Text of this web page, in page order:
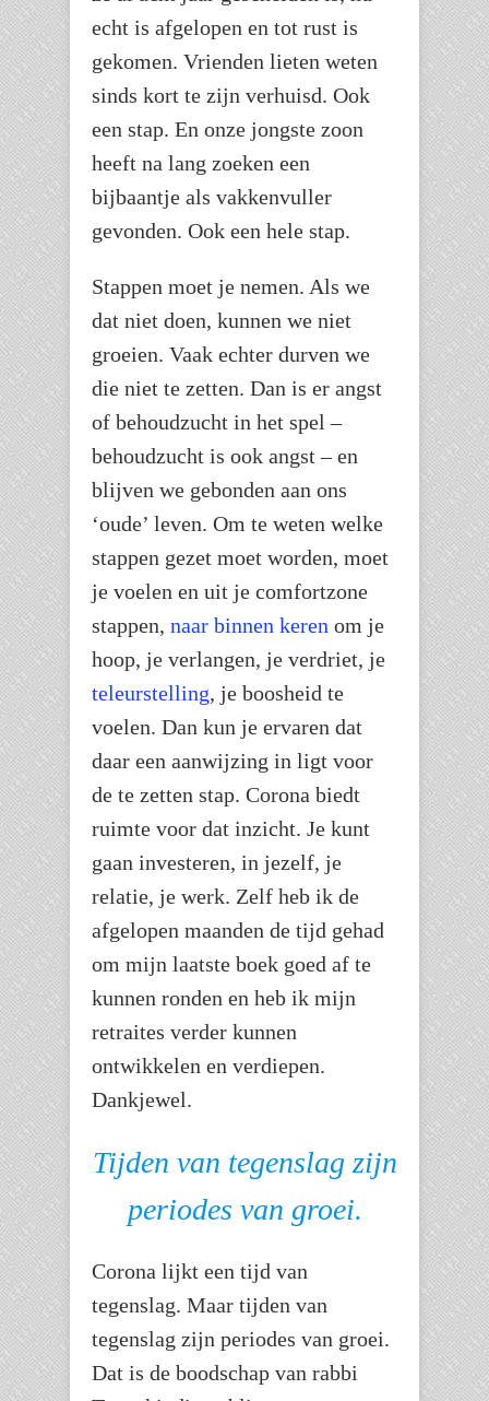
echt is afgelopen en tot rust is
gekomen. Vrienden lieten weten
sinds kort te zijn verhuisd. Ook
een stap. En onze jongste zoon
heeft na lang zoeken een
bijbaantje als vakkenvuller
gevonden. Ook een hele stap.
Stappen moet je nemen. Als we
dat niet doen, kunnen we niet
groeien. Vaak echter durven we
die niet te zetten. Dan is er angst
of behoudzucht in het spel –
behoudzucht is ook angst – en
blijven we gebonden aan ons
‘oude’ leven. Om te weten welke
stappen gezet moet worden, moet
je voelen en uit je comfortzone
stappen, naar binnen keren om je
hoop, je verlangen, je verdriet, je
teleurstelling, je boosheid te
voelen. Dan kun je ervaren dat
daar een aanwijzing in ligt voor
de te zetten stap. Corona biedt
ruimte voor dat inzicht. Je kunt
gaan investeren, in jezelf, je
relatie, je werk. Zelf heb ik de
afgelopen maanden de tijd gehad
om mijn laatste boek goed af te
kunnen ronden en heb ik mijn
retraites verder kunnen
ontwikkelen en verdiepen.
Dankjewel.
Tijden van tegenslag zijn
periodes van groei.
Corona lijkt een tijd van
tegenslag. Maar tijden van
tegenslag zijn periodes van groei.
Dat is de boodschap van rabbi